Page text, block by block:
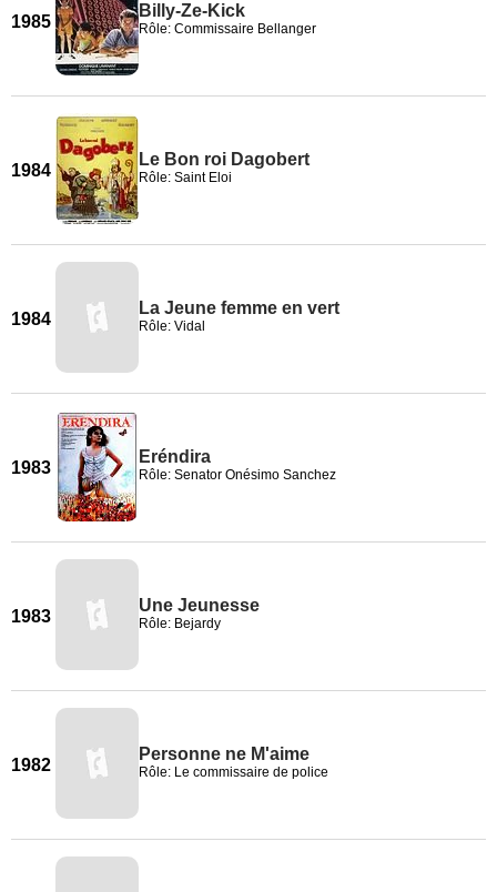
1985
Billy-Ze-Kick
Rôle: Commissaire Bellanger
1984
Le Bon roi Dagobert
Rôle: Saint Eloi
1984
La Jeune femme en vert
Rôle: Vidal
1983
Eréndira
Rôle: Senator Onésimo Sanchez
1983
Une Jeunesse
Rôle: Bejardy
1982
Personne ne M'aime
Rôle: Le commissaire de police